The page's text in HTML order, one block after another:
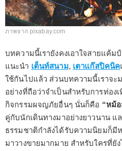
ภาพจาก pixabay.com
บทความนี้เรายังคงเอาใจสายแค้ม
แนะนำ เต็นท์สนาม, เตาแก๊สปิคนิค
ใช้กันไปแล้ว ส่วนบทความนี้เราจะ
อย่างที่ถือว่าจำเป็นสำหรับการท่อง
กิจกรรมผจญภัยอื่นๆ นั่นก็คือ “หม้
คู่กับนักเดินทางมาอย่างยาวนาน แ
ธรรมชาติกำลังได้รับความนิยมก็
มาวางขายมากมาย สำหรับใครที่ยั